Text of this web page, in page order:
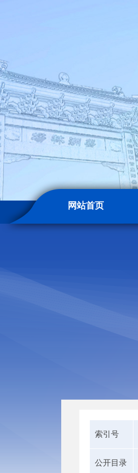
网站首页
索引号
公开目录